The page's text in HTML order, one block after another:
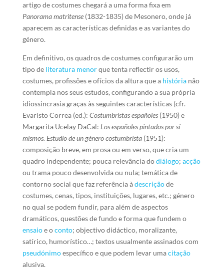
artigo de costumes chegará a uma forma fixa em
Panorama matritense(1832-1835) de Mesonero, onde já
aparecem as características definidas e as variantes do
género.
Em definitivo, os quadros de costumes configurarão um
tipo de literatura menorque tenta reflectir os usos,
costumes, profissões e ofícios da altura que a histórianão
contempla nos seus estudos, configurando a sua própria
idiossincrasia graças às seguintes características (cfr.
Evaristo Correa (ed.): Costumbristas españoles(1950) e
Margarita Ucelay DaCal: Los españoles pintados por sí
mismos. Estudio de un género costumbrista(1951):
composição breve, em prosa ou em verso, que cria um
quadro independente; pouca relevância dodiálogo; acção
ou trama pouco desenvolvida ou nula; temática de
contorno social que faz referência àdescriçãode
costumes, cenas, tipos, instituições, lugares, etc.; género
no qual se podem fundir, para além de aspectos
dramáticos, questões de fundo e forma que fundem o
ensaioe oconto; objectivo didáctico, moralizante,
satírico, humorístico…; textos usualmente assinados com
pseudónimoespecífico e que podem levar umacitação
alusiva.